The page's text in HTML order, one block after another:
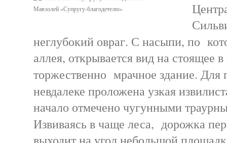
Мавзолей «Супругу-благодетелю»
неглубокий овраг. С насыпи, по
аллея, открывается вид на стоящее
торжественно мрачное здание. Для
невдалеке проложена узкая
начало отмечено чугунными
Извиваясь в чаще леса, дорожка